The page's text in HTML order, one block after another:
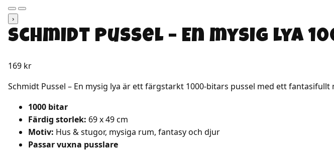
›
Schmidt Pussel – En mysig lya
169 kr
Schmidt Pussel – En mysig lya är ett färgstarkt 1000-bitars pussel med ett
1000 bitar
Färdig storlek: 69 x 49 cm
Motiv: Hus & stugor, mysiga rum, fantasy och djur
Passar vuxna pusslare